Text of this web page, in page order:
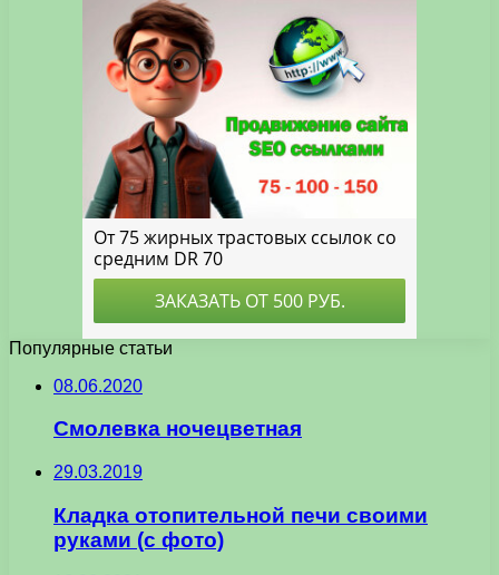
Популярные статьи
08.06.2020
Смолевка ночецветная
29.03.2019
Кладка отопительной печи своими
руками (с фото)